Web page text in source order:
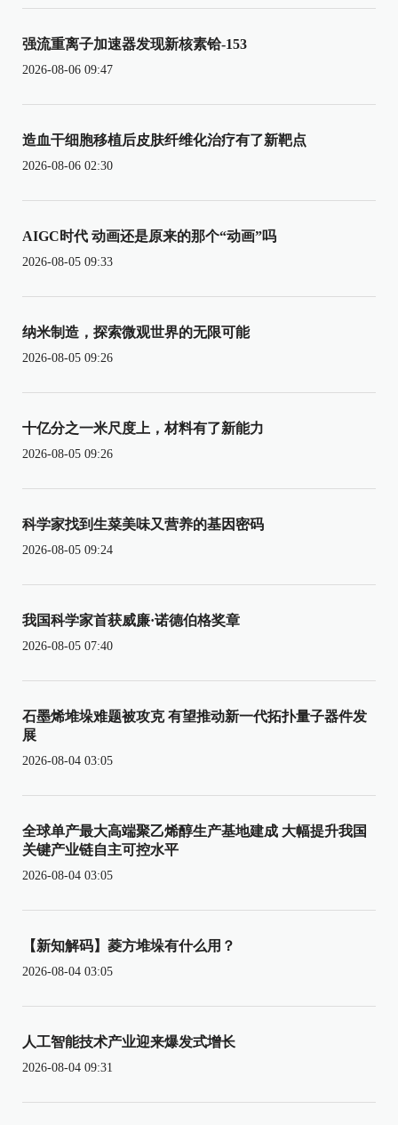
强流重离子加速器发现新核素铪-153
2026-08-06 09:47
造血干细胞移植后皮肤纤维化治疗有了新靶点
2026-08-06 02:30
AIGC时代 动画还是原来的那个“动画”吗
2026-08-05 09:33
纳米制造，探索微观世界的无限可能
2026-08-05 09:26
十亿分之一米尺度上，材料有了新能力
2026-08-05 09:26
科学家找到生菜美味又营养的基因密码
2026-08-05 09:24
我国科学家首获威廉·诺德伯格奖章
2026-08-05 07:40
石墨烯堆垛难题被攻克 有望推动新一代拓扑量子器件发
展
2026-08-04 03:05
全球单产最大高端聚乙烯醇生产基地建成 大幅提升我国
关键产业链自主可控水平
2026-08-04 03:05
【新知解码】菱方堆垛有什么用？
2026-08-04 03:05
人工智能技术产业迎来爆发式增长
2026-08-04 09:31